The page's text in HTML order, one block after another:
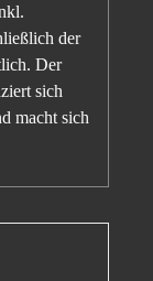
der
Der
sich
macht sich